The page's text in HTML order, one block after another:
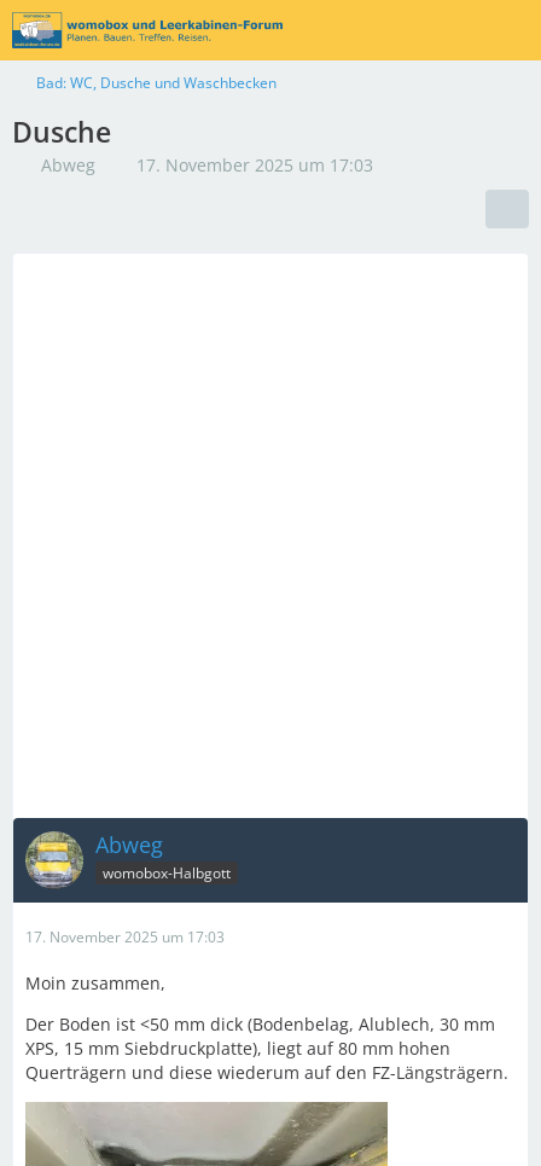
Bad: WC, Dusche und Waschbecken
Dusche
Abweg 17. November 2025 um 17:03
Abweg
womobox-Halbgott
17. November 2025 um 17:03
Moin zusammen,
Der Boden ist <50 mm dick (Bodenbelag, Alublech, 30 mm
XPS, 15 mm Siebdruckplatte), liegt auf 80 mm hohen
Querträgern und diese wiederum auf den FZ-Längsträgern.